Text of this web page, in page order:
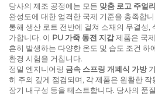
당사의 제조 공정에는 모든 맞춤 로고 주얼
완성도에 대한 엄격한 국제 기준을 충족합
통해 생산 로트 전반에 걸쳐 소재의 무결성,
가합니다. 이 PU 가죽 동전 지갑제품은 국
흔히 발생하는 다양한 온도 및 습도 조건 하
환경 시험을 거칩니다.
정밀 엔지니어링 금속 스프링 개폐식 가방
히 주의 깊게 점검되며, 각 제품은 원활한
장기 내구성 등을 테스트합니다. 당사의 품